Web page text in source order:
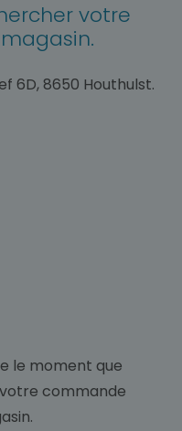
votre
6D, 8650 Houthulst.
le moment que
commande